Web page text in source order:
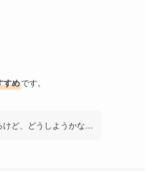
すめです。
けど、どうしようかな…